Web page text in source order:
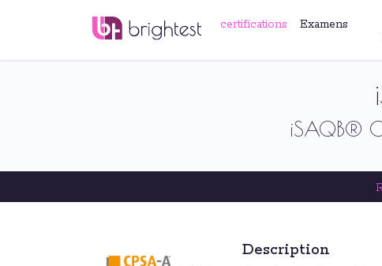
certifications Examens
iSAQB®
Description